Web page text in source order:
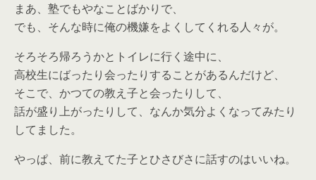
まあ、塾でもやなことばかりで、
でも、そんな時に俺の機嫌をよくしてくれる人々が。
そろそろ帰ろうかとトイレに行く途中に、
高校生にばったり会ったりすることがあるんだけど、
そこで、かつての教え子と会ったりして、
話が盛り上がったりして、なんか気分よくなってみたり
してました。
やっぱ、前に教えてた子とひさびさに話すのはいいね。